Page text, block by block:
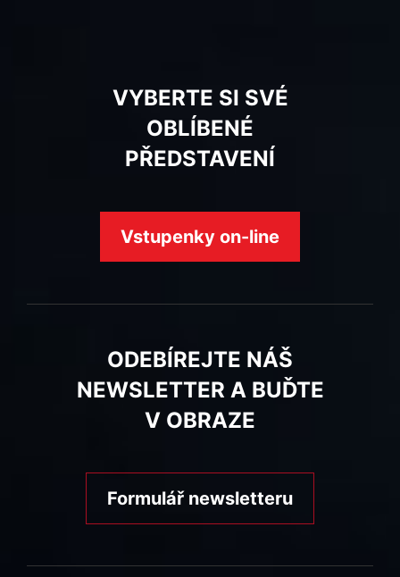
VYBERTE SI SVÉ
OBLÍBENÉ
PŘEDSTAVENÍ
Vstupenky on-line
ODEBÍREJTE NÁŠ
NEWSLETTER A BUĎTE
V OBRAZE
Formulář newsletteru